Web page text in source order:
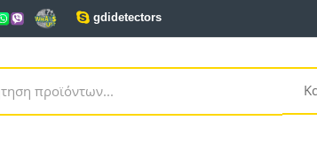
gdidetectors